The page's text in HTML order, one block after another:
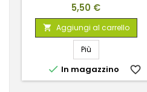
Prezzo
5,50 €
 Aggiungi al carrello
Più
 In magazzino favorite_border